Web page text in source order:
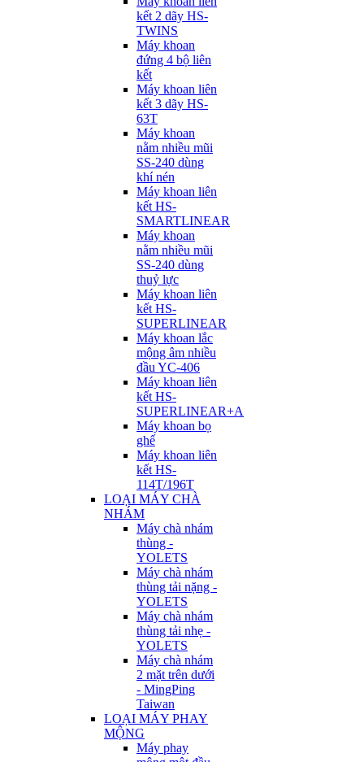
kết 2 dãy HS-
TWINS
Máy khoan
đứng 4 bộ liên
kết
Máy khoan liên
kết 3 dãy HS-
63T
Máy khoan
nằm nhiều mũi
SS-240 dùng
khí nén
Máy khoan liên
kết HS-
SMARTLINEAR
Máy khoan
nằm nhiều mũi
SS-240 dùng
thuỷ lực
Máy khoan liên
kết HS-
SUPERLINEAR
Máy khoan lắc
mộng âm nhiều
đầu YC-406
Máy khoan liên
kết HS-
SUPERLINEAR+A
Máy khoan bọ
ghế
Máy khoan liên
kết HS-
114T/196T
LOẠI MÁY CHÀ
NHÁM
Máy chà nhám
thùng -
YOLETS
Máy chà nhám
thùng tải nặng -
YOLETS
Máy chà nhám
thùng tải nhẹ -
YOLETS
Máy chà nhám
2 mặt trên dưới
- MingPing
Taiwan
LOẠI MÁY PHAY
MỘNG
Máy phay